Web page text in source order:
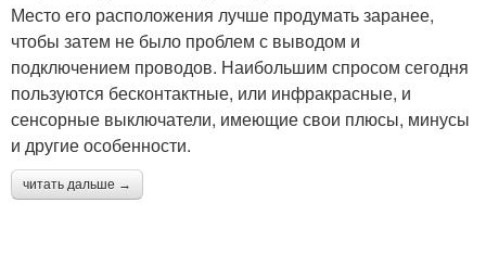
Место его расположения лучше продумать заранее,
чтобы затем не было проблем с выводом и
подключением проводов. Наибольшим спросом сегодня
пользуются бесконтактные, или инфракрасные, и
сенсорные выключатели, имеющие свои плюсы, минусы
и другие особенности.
читать дальше →